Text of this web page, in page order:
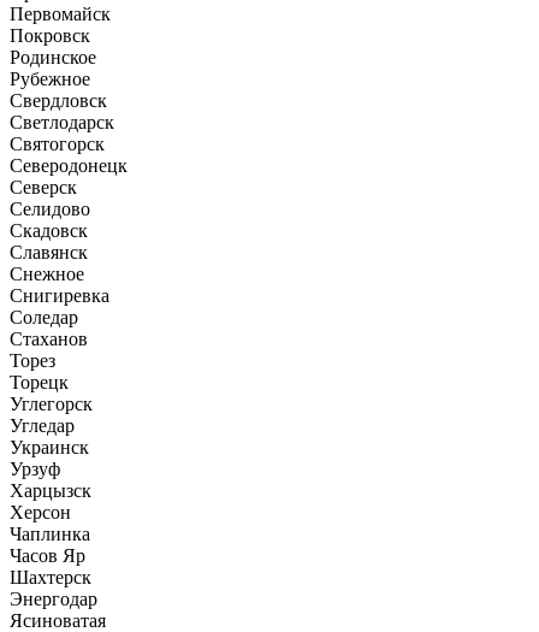
Первомайск
Покровск
Родинское
Рубежное
Свердловск
Светлодарск
Святогорск
Северодонецк
Северск
Селидово
Скадовск
Славянск
Снежное
Снигиревка
Соледар
Стаханов
Торез
Торецк
Углегорск
Угледар
Украинск
Урзуф
Харцызск
Херсон
Чаплинка
Часов Яр
Шахтерск
Энергодар
Ясиноватая